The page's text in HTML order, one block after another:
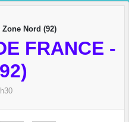
Nord (92)
FRANCE -